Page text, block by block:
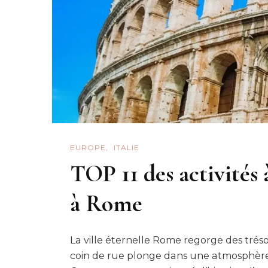
EUROPE ITALIE
TOP 11 des
à Rome
La ville éternelle Rome regorge des
coin de rue plonge dans une